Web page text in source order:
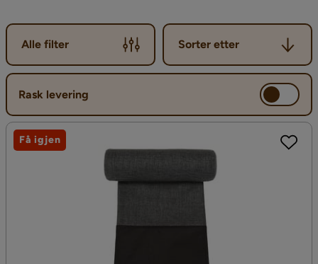
Alle filter
Sorter etter
Sorter etter
Rask levering
Få igjen